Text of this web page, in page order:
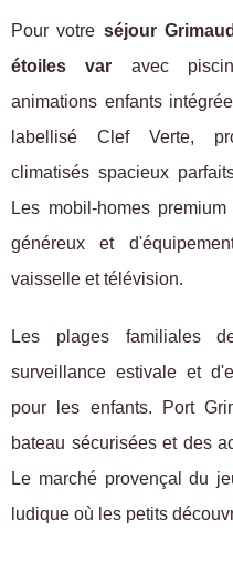
Pour votre séjour Grimaud
étoiles var avec
animations enfants
labellisé Clef Verte,
climatisés spacieux
Les mobil-homes
généreux et
vaisselle et télévision.
Les plages familiales
surveillance estivale et
pour les enfants. Port
bateau sécurisées et des
Le marché provençal du
ludique où les petits